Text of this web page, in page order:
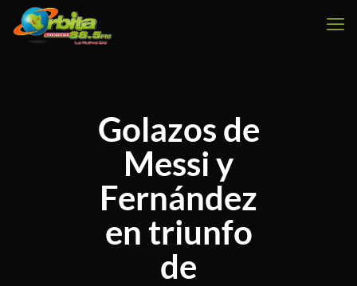
Golazos de
Messi y
Fernández
en triunfo
de